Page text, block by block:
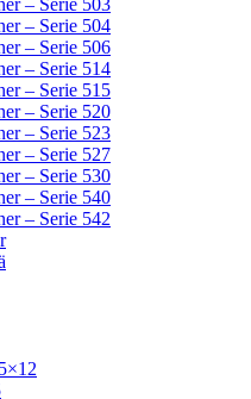
– Serie 503
– Serie 504
– Serie 506
– Serie 514
– Serie 515
– Serie 520
– Serie 523
– Serie 527
– Serie 530
– Serie 540
– Serie 542